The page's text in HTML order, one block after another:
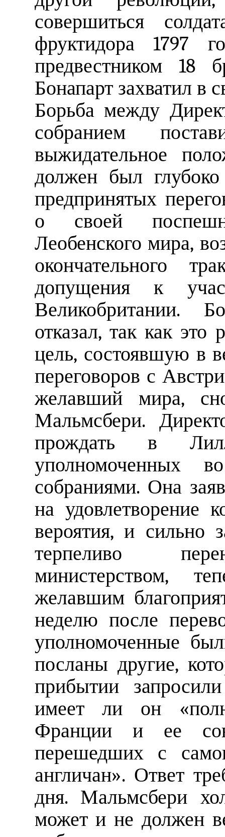
совершиться
фруктидора 1797
предвестником 18
Бонапарт захватил в
Борьба между
собранием
выжидательное
должен был
предпринятых
о своей
Леобенского мира,
окончательного
допущения к
Великобритании.
отказал, так как это
цель, состоявшую в
переговоров с
желавший мира,
Мальмсбери.
прождать в
собраниями. Она
на удовлетворение
вероятия, и сильно
терпеливо
министерством,
желавшим
неделю после
уполномоченные
посланы другие,
прибытии
имеет ли он
Франции и ее
перешедших с
англичан». Ответ
дня. Мальмсбери
может и не должен